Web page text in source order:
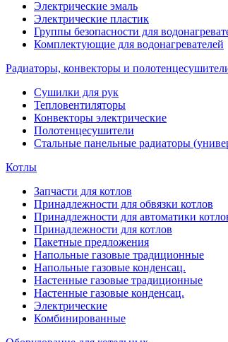
Электрические эмаль
Электрические пластик
Группы безопасности для
Комплектующие для водонагревателей
Радиаторы, конвекторы и
Сушилки для рук
Тепловентиляторы
Конвекторы электрические
Полотенцесушители
Стальные панельные радиаторы
Котлы
Запчасти для котлов
Принадлежности для обвязки котлов
Принадлежности для автоматики
Принадлежности для котлов
Пакетные предложения
Напольные газовые традиционные
Напольные газовые конденсац.
Настенные газовые традиционные
Настенные газовые конденсац.
Электрические
Комбинированные